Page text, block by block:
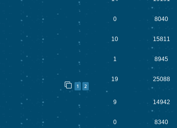
0 8040
10 15811
1 8945
1 2
19 25088
9 14942
0 8340